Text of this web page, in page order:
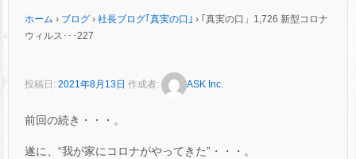
ホーム › ブログ › 社長ブログ｢真実の口｣ › ｢真実の口」1,726 新型コロナ
ウィルス･･･227
投稿日: 2021年8月13日 作成者: ASK Inc.
前回の続き・・・。
遂に、“我が家にコロナがやってきた”・・・。